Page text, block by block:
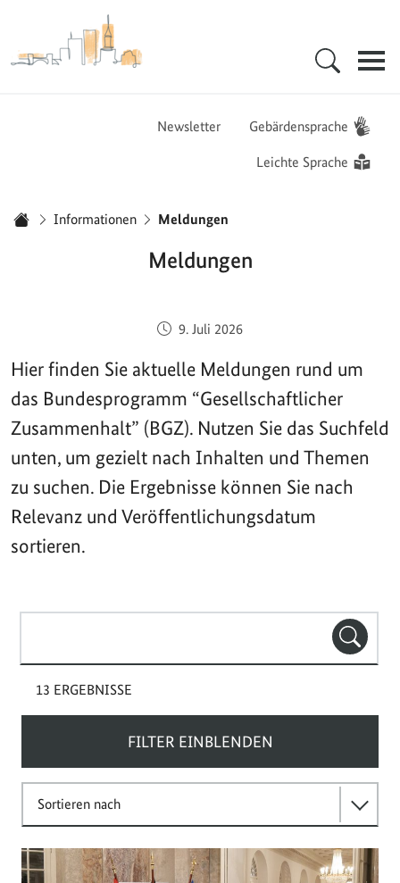
Zur Startseite - BGZ - Bundesamt für Migration und Flüchtlinge
Newsletter Gebärdensprache
Leichte Sprache
Informationen Meldungen
Meldungen
Veröffentlicht am:
9. Juli 2026
Hier finden Sie aktuelle Meldungen rund um
das Bundesprogramm “Gesellschaftlicher
Zusammenhalt” (BGZ). Nutzen Sie das Suchfeld
unten, um gezielt nach Inhalten und Themen
zu suchen. Die Ergebnisse können Sie nach
Relevanz und Veröffentlichungsdatum
sortieren.
13 ERGEBNISSE
FILTER EINBLENDEN
Sortieren nach